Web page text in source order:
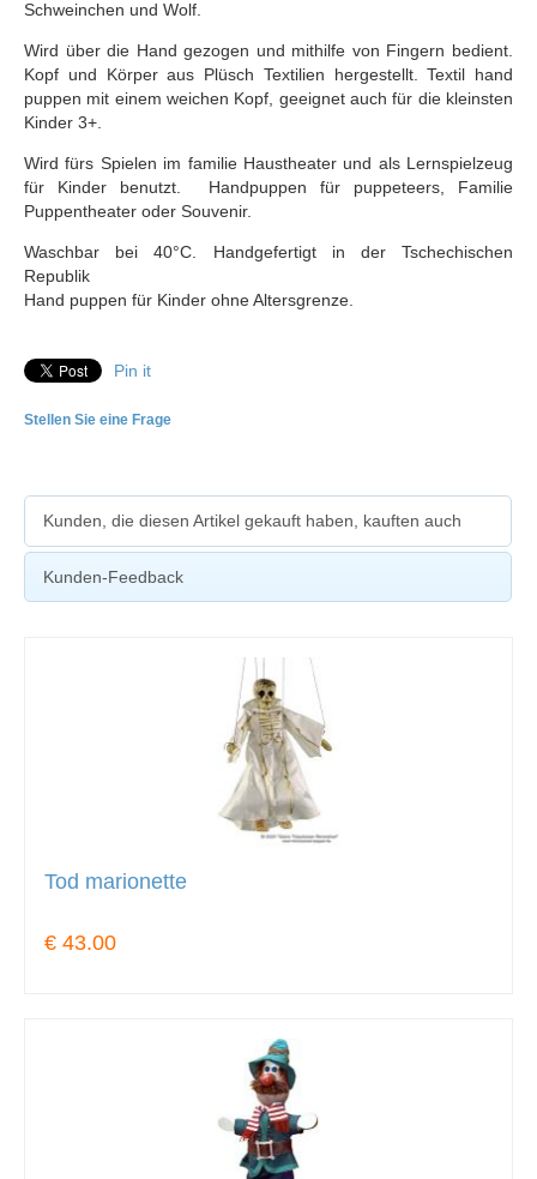
Schweinchen und Wolf.
Wird über die Hand gezogen und mithilfe von Fingern bedient.
Kopf und Körper aus Plüsch Textilien hergestellt. Textil hand
puppen mit einem weichen Kopf, geeignet auch für die kleinsten
Kinder 3+.
Wird fürs Spielen im familie Haustheater und als Lernspielzeug
für Kinder benutzt. Handpuppen für puppeteers, Familie
Puppentheater oder Souvenir.
Waschbar bei 40°C. Handgefertigt in der Tschechischen
Republik
Hand puppen für Kinder ohne Altersgrenze.
Pin it
Stellen Sie eine Frage
Kunden, die diesen Artikel gekauft haben, kauften auch
Kunden-Feedback
Tod marionette
€ 43.00